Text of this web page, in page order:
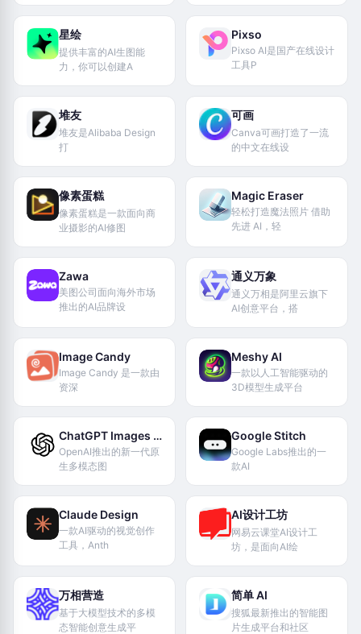
星绘
提供丰富的AI生图能
力，你可以创建A
Pixso
Pixso AI是国产在线设计
工具P
堆友
堆友是Alibaba Design
打
可画
Canva可画打造了一流
的中文在线设
像素蛋糕
像素蛋糕是一款面向商
业摄影的AI修图
Magic Eraser
轻松打造魔法照片 借助
先进 AI，轻
Zawa
美图公司面向海外市场
推出的AI品牌设
通义万象
通义万相是阿里云旗下
AI创意平台，搭
Image Candy
Image Candy 是一款由
资深
Meshy AI
一款以人工智能驱动的
3D模型生成平台
ChatGPT Images 2.0
OpenAI推出的新一代原
生多模态图
Google Stitch
Google Labs推出的一
款AI
Claude Design
一款AI驱动的视觉创作
工具，Anth
AI设计工坊
网易云课堂AI设计工
坊，是面向AI绘
万相营造
基于大模型技术的多模
态智能创意生成平
简单 AI
搜狐最新推出的智能图
片生成平台和社区